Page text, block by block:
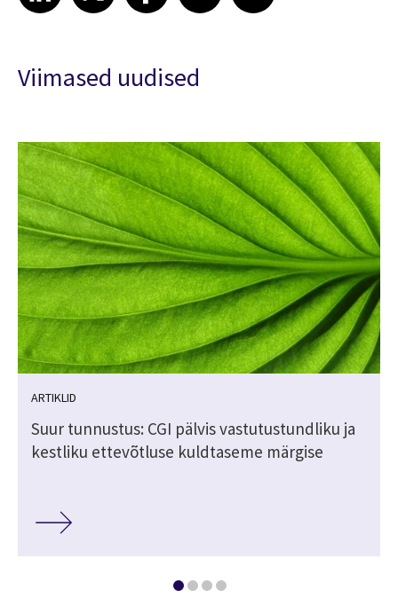
Viimased uudised
ARTIKLID
Suur tunnustus: CGI pälvis vastutustundliku ja
kestliku ettevõtluse kuldtaseme märgise